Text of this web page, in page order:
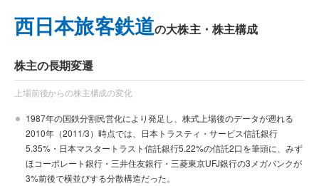
西日本旅客鉄道の大株主・株主構成
株主の長期変遷
上場前後からの株主構成の変化
1987年の国鉄分割民営化により発足し、株式上場後のデータが遡れる
2010年（2011/3）時点では、日本トラスティ・サービス信託銀行
5.35%・日本マスタートラスト信託銀行5.22%の信託2口を筆頭に、みず
ほコーポレート銀行・三井住友銀行・三菱東京UFJ銀行の3メガバンクが
3%前後で横並びする分散構造だった。